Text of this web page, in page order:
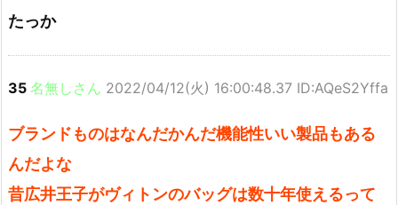
たっか
35 名無しさん 2022/04/12(火) 16:00:48.37 ID:AQeS2Yffa
ブランドものはなんだかんだ機能性いい製品もある
んだよな
昔広井王子がヴィトンのバッグは数十年使えるって